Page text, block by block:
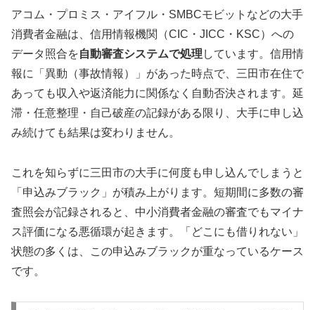
アコム・プロミス・アイフル・SMBCモビットなどの大手
消費者金融は、信用情報機関（CIC・JICC・KSC）への
データ照合を自動審査システムで処理 しています。信用情
報に「異動（事故情報）」があった時点で、三田市在住で
あっても収入や返済能力に関係なく自動否決されます。延
滞・任意整理・自己破産の記録がある限り、大手に申し込
み続けても結果は変わりません。
これを知らずに三田市の大手に何度も申し込んでしまうと
「申込みブラック」が積み上がります。短期間に多数の審
査照会が記録されると、中小消費者金融の審査でもマイナ
ス評価になる悪循環が起きます。「どこにも借りれない」
状態の多くは、この申込みブラックが重なっているケース
です。